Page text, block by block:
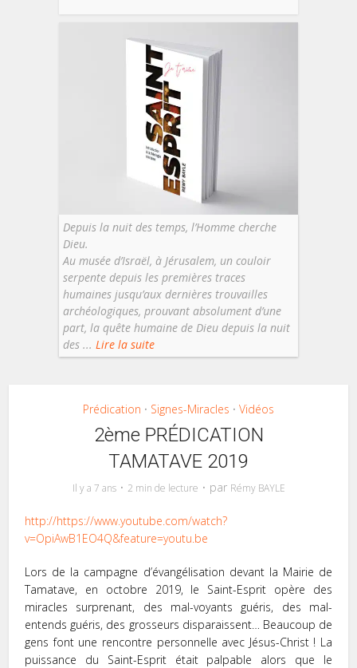
Depuis la nuit des temps, l’Homme cherche
Dieu.
Au musée d’Israël, à Jérusalem, un couloir
serpente depuis les premières traces
humaines jusqu’aux dernières trouvailles
archéologiques, prouvant absolument d’une
part, la quête humaine de Dieu depuis la nuit
des ... Lire la suite
Prédication • Signes-Miracles • Vidéos
2ème PRÉDICATION
TAMATAVE 2019
Il y a 7 ans 2 min de lecture par Rémy BAYLE
http://https://www.youtube.com/watch?
v=OpiAwB1EO4Q&feature=youtu.be
Lors de la campagne d’évangélisation devant la Mairie de
Tamatave, en octobre 2019, le Saint-Esprit opère des
miracles surprenant, des mal-voyants guéris, des mal-
entends guéris, des grosseurs disparaissent… Beaucoup de
gens font une rencontre personnelle avec Jésus-Christ ! La
puissance du Saint-Esprit était palpable alors que le